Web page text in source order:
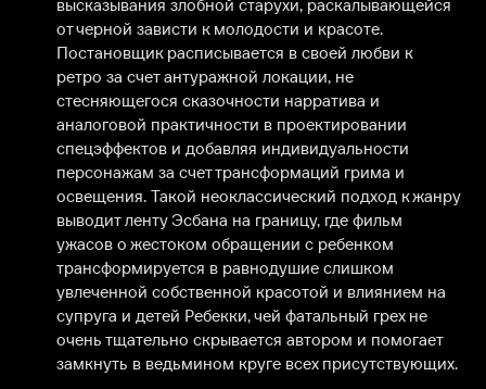
высказывания злобной старухи, раскалывающейся
от черной зависти к молодости и красоте.
Постановщик расписывается в своей любви к
ретро за счет антуражной локации, не
стесняющегося сказочности нарратива и
аналоговой практичности в проектировании
спецэффектов и добавляя индивидуальности
персонажам за счет трансформаций грима и
освещения. Такой неоклассический подход к жанру
выводит ленту Эсбана на границу, где фильм
ужасов о жестоком обращении с ребенком
трансформируется в равнодушие слишком
увлеченной собственной красотой и влиянием на
супруга и детей Ребекки, чей фатальный грех не
очень тщательно скрывается автором и помогает
замкнуть в ведьмином круге всех присутствующих.